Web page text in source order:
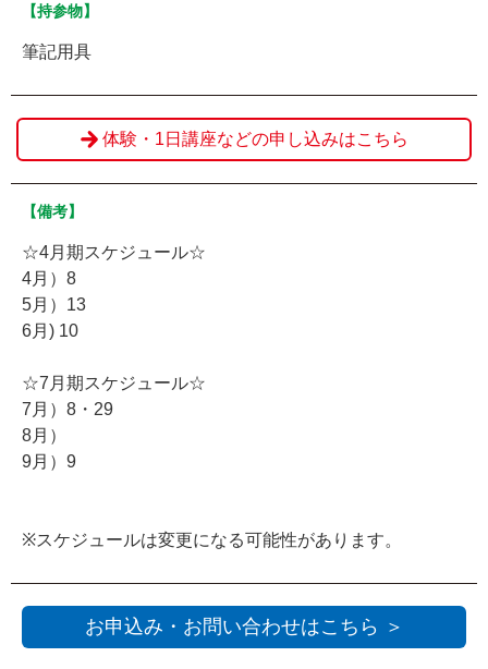
【持参物】
筆記用具
体験・1日講座などの申し込みはこちら
【備考】
☆4月期スケジュール☆
4月）8
5月）13
6月) 10
☆7月期スケジュール☆
7月）8・29
8月）
9月）9
※スケジュールは変更になる可能性があります。
お申込み・お問い合わせはこちら ＞